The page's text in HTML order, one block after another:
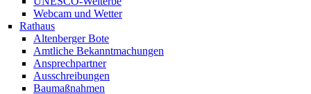
Webcam und Wetter
Rathaus
Altenberger Bote
Amtliche Bekanntmachungen
Ansprechpartner
Ausschreibungen
Baumaßnahmen